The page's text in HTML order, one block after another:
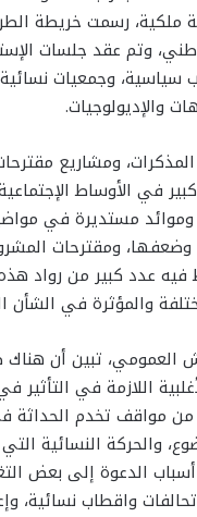
ملكية، رسمت خريطة
وتم عقد جلسات
سياسية، وجمعيات
والإديولوجيات.
ومشاريع
في الأوساط
مستديرة في
وضعفها، ومقترحات
عدد كبير من رواد
والمؤثرة في الشأن
العمومي، تبين أن
اللازمة في التأثير
مواقف تخدم الحداثة
والحركة
الدعوة إلى بعض
واقطاب نسائية،